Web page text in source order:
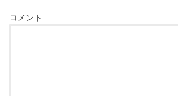
コメント